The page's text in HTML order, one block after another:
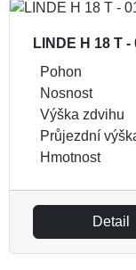
LINDE H 18 T -
Pohon
Nosnost
Výška zdvihu
Průjezdní
Hmotnost
Detail